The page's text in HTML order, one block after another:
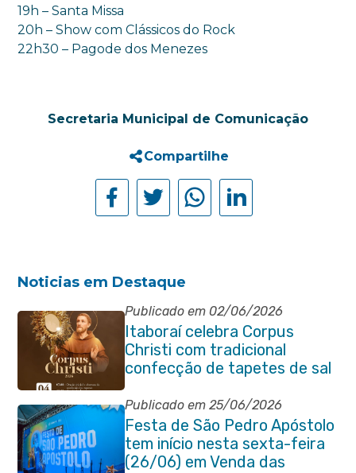
19h – Santa Missa
20h – Show com Clássicos do Rock
22h30 – Pagode dos Menezes
Secretaria Municipal de Comunicação
Compartilhe
Noticias em Destaque
Publicado em 02/06/2026
Itaboraí celebra Corpus
Christi com tradicional
confecção de tapetes de sal
e programação religiosa na
Avenida 22 de Maio
Publicado em 25/06/2026
Festa de São Pedro Apóstolo
tem início nesta sexta-feira
(26/06) em Venda das